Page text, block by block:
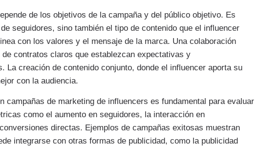
de los objetivos de la campaña y del público objetivo. Es
seguidores, sino también el tipo de contenido que el influencer
con los valores y el mensaje de la marca. Una colaboración
contratos claros que establezcan expectativas y
La creación de contenido conjunto, donde el influencer aporta su
con la audiencia.
campañas de marketing de influencers es fundamental para evaluar
como el aumento en seguidores, la interacción en
directas. Ejemplos de campañas exitosas muestran
integrarse con otras formas de publicidad, como la publicidad